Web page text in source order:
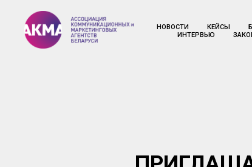
НОВОСТИ КЕЙСЫ
ИНТЕРВЬЮ